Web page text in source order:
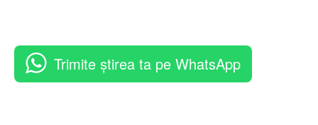
Trimite știrea ta pe WhatsApp